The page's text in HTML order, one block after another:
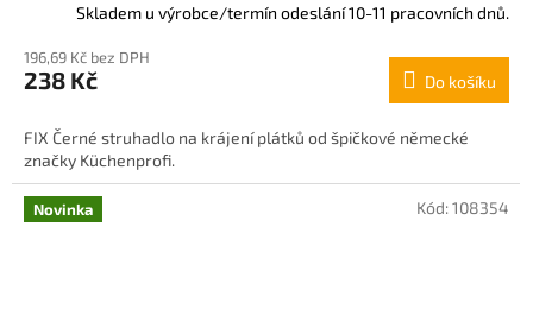
Skladem u výrobce/termín odeslání 10-11 pracovních dnů.
196,69 Kč bez DPH
238 Kč Do košíku
FIX Černé struhadlo na krájení plátků od špičkové německé
značky Küchenprofi.
Novinka Kód:108354